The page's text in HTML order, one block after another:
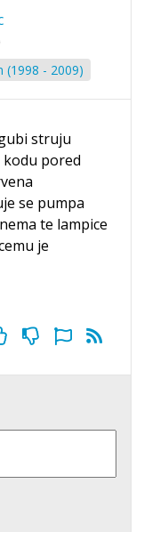
(1998 - 2009)
struju
kodu pored
se pumpa
te lampice
je